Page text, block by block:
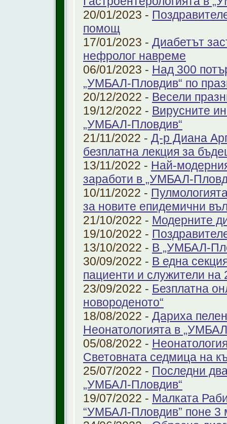
20/01/2023 -
помощ
17/01/2023 - Диабетът
нефролог навреме
06/01/2023 - Над 300
„УМБАЛ-Пловдив“ по
20/12/2022 - Весели
19/12/2022 - Вирусните
„УМБАЛ-Пловдив“
21/11/2022 - Д-р Диана
безплатна лекция за
13/11/2022 - Най-
заработи в „УМБАЛ-
10/11/2022 -
за новите епидемични
21/10/2022 - Модерните
19/10/2022 -
13/10/2022 - В „УМБАЛ-
30/09/2022 - В една
пациенти и служители на
23/09/2022 - Безплатна
новороденото“
18/08/2022 - Дариха
Неонатологията в
05/08/2022 -
Световната седмица на
25/07/2022 - Последни
„УМБАЛ-Пловдив“
19/07/2022 - Малката
“УМБАЛ-Пловдив” поне 3